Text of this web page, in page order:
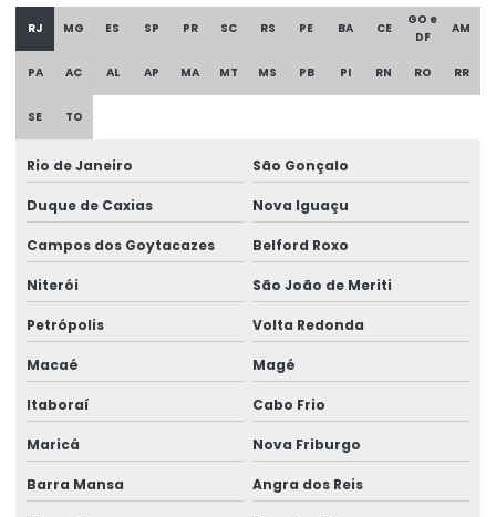
Etiqueta de policarbonato
Etiqueta de segurança
Etiqueta de void
Etiqueta void prata
Etiquetas adesivas holográficas
Etiquetas holográficas
Etiquetas void personalizadas
Lacre adesivo
Lacre adesivo para alimentos personalizado
Lacre adesivo casca de ovo
Lacre adesivo destrutível
Lacre adesivo personalizado
RJ MG ES SP PR SC RS PE BA CE
GO e
DF
AM
PA AC AL AP MA MT MS PB PI RN RO RR
SE TO
Rio de Janeiro São Gonçalo
Duque de Caxias Nova Iguaçu
Campos dos Goytacazes Belford Roxo
Niterói São João de Meriti
Petrópolis Volta Redonda
Macaé Magé
Itaboraí Cabo Frio
Maricá Nova Friburgo
Barra Mansa Angra dos Reis